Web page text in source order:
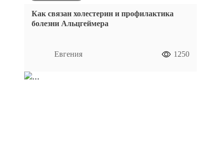
Как связан холестерин и профилактика
болезни Альцгеймера
Евгения 1250